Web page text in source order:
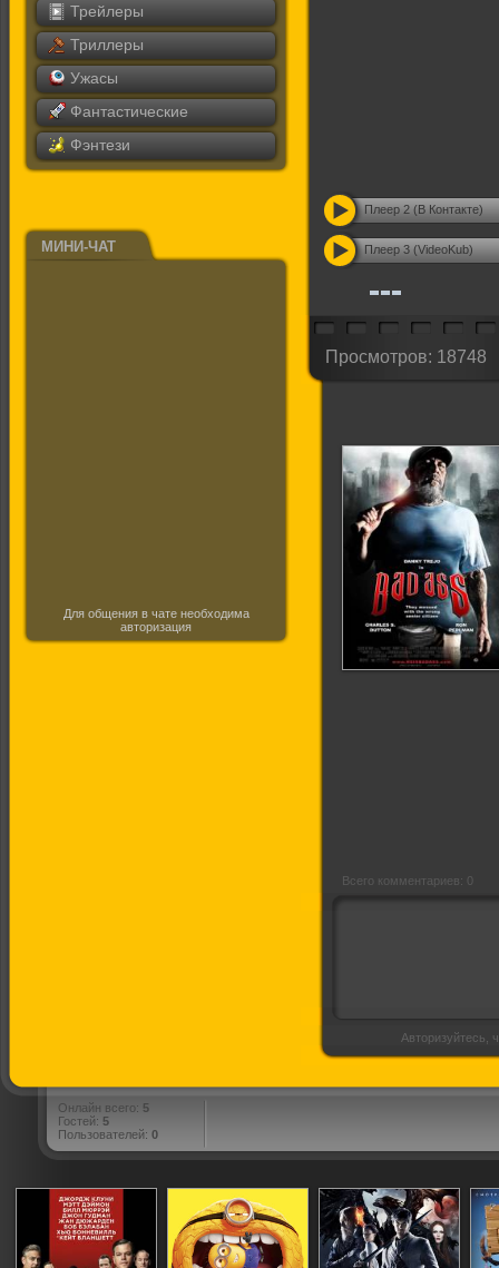
Трейлеры
Триллеры
Ужасы
Фантастические
Фэнтези
МИНИ-ЧАТ
Для общения в чате необходима
авторизация
Плеер 2 (В Контакте)
Плеер 3 (VideoKub)
Просмотров: 18748
Всего комментариев: 0
Авторизуйтесь,
Онлайн всего: 5
Гостей: 5
Пользователей: 0